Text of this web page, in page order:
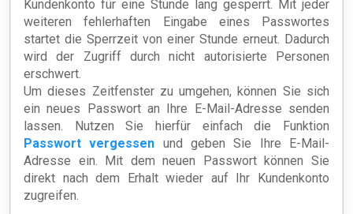
Kundenkonto für eine Stunde lang gesperrt. Mit jeder
weiteren fehlerhaften Eingabe eines Passwortes
startet die Sperrzeit von einer Stunde erneut. Dadurch
wird der Zugriff durch nicht autorisierte Personen
erschwert.
Um dieses Zeitfenster zu umgehen, können Sie sich
ein neues Passwort an Ihre E-Mail-Adresse senden
lassen. Nutzen Sie hierfür einfach die Funktion
Passwort vergessen und geben Sie Ihre E-Mail-
Adresse ein. Mit dem neuen Passwort können Sie
direkt nach dem Erhalt wieder auf Ihr Kundenkonto
zugreifen.